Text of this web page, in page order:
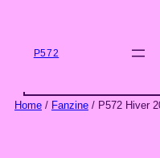
contentP572
Home / Fanzine / P572 Hiver